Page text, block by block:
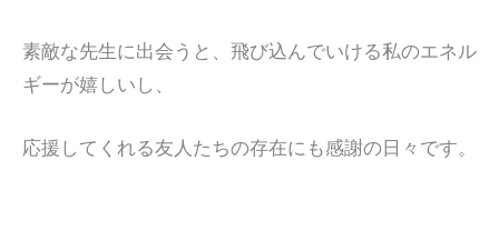
素敵な先生に出会うと、飛び込んでいける私のエネル
ギーが嬉しいし、
応援してくれる友人たちの存在にも感謝の日々です。